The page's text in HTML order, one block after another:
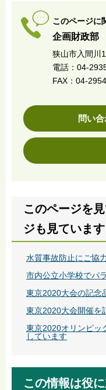
このページに
企画財政部
狭山市入間川
電話：04-
FAX：04-
問い
このページを
ジも見ています
水質事故防止にご協
市内公立小学校でパ
東京2020大会の記念
東京2020大会開催を
東京2020オリンピッ
しています
この情報は役